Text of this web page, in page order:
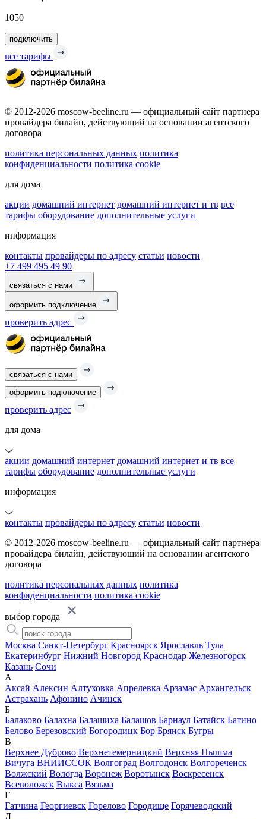
1050
подключить
все тарифы
© 2012-2026 moscow-beeline.ru — официальный сайт партнера
провайдера билайн, действующий на основании агентского
договора
политика персональных данных политика
конфиденциальности политика cookie
для дома
акции домашний интернет домашний интернет и тв все
тарифы оборудование дополнительные услуги
информация
контакты провайдеры по адресу статьи новости
+7 499 495 49 90
связаться с нами
оформить подключение
проверить адрес
связаться с нами
оформить подключение
проверить адрес
для дома
акции домашний интернет домашний интернет и тв все
тарифы оборудование дополнительные услуги
информация
контакты провайдеры по адресу статьи новости
© 2012-2026 moscow-beeline.ru — официальный сайт партнера
провайдера билайн, действующий на основании агентского
договора
политика персональных данных политика
конфиденциальности политика cookie
выбор города
Москва Санкт-Петербург Красноярск Ярославль Тула
Екатеринбург Нижний Новгород Краснодар Железногорск
Казань Сочи
А
Аксай Алексин Алтуховка Апрелевка Арзамас Архангельск
Астрахань Афонино Ачинск
Б
Балаково Балахна Балашиха Балашов Барнаул Батайск Батино
Белово Березовский Богородицк Бор Брянск Бугры
В
Верхнее Дуброво Верхнетемерницкий Верхняя Пышма
Вичуга ВНИИССОК Волгоград Волгодонск Волгореченск
Волжский Вологда Воронеж Воротынск Воскресенск
Всеволожск Выкса Вязьма
Г
Гатчина Георгиевск Горелово Городище Горячеводский
Д